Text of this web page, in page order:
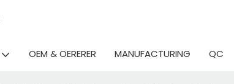
OEM & OERERER MANUFACTURING QC